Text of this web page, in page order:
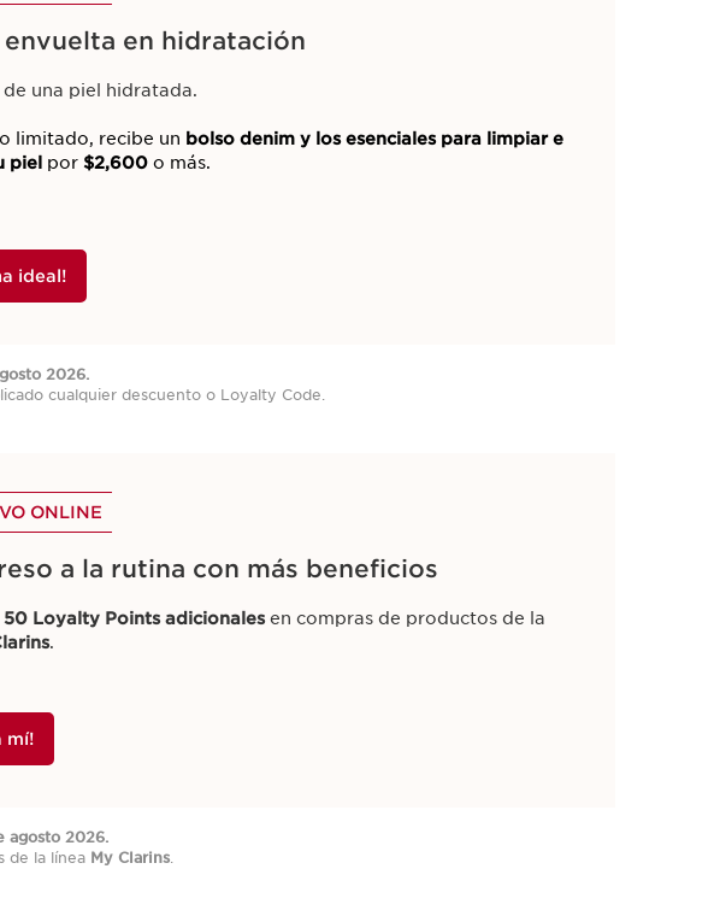
en hidratación
de una piel hidratada.
limitado, recibe un bolso denim y los esenciales para limpiar e
piel por $2,600 o más.
ideal!
2026.
cualquier descuento o Loyalty Code.
ONLINE
a la rutina con más beneficios
50 Loyalty Points adicionalesen compras de productos de la
.
mí!
agosto 2026.
de la línea My Clarins.